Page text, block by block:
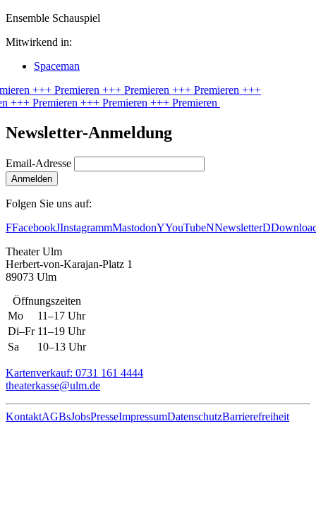
Ensemble Schauspiel
Mitwirkend in:
Spaceman
+++ Premieren +++ Premieren +++ Premieren +++
+++ Premieren +++ Premieren +++ Premieren
Newsletter-Anmeldung
Email-Adresse
Anmelden
Folgen Sie uns auf:
FFacebookJInstagrammMastodonYYouTubeNNewsletterD
Theater Ulm
Herbert-von-Karajan-Platz 1
89073 Ulm
Öffnungszeiten
Mo
11–17 Uhr
Di–Fr 11–19 Uhr
Sa
10–13 Uhr
Kartenverkauf: 0731 161 4444
theaterkasse@ulm.de
KontaktAGBsJobsPresseImpressumDatenschutzBarrierefreiheit